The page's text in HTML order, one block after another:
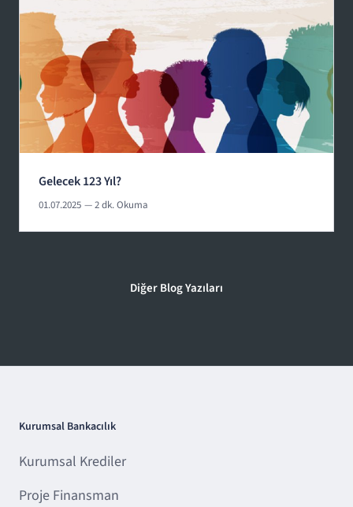
Gelecek 123 Yıl?
01.07.2025 — 2 dk. Okuma
Diğer Blog Yazıları
Kurumsal Bankacılık
Kurumsal Krediler
Proje Finansman